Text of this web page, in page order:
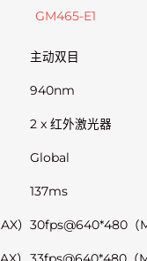
GM465-E1
主动双目
940nm
2 x 红外激光器
Global
137ms
） 30fps@640*480（
） 33fps@640*480（